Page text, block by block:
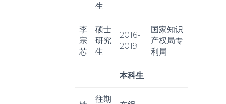
生
李
宗
芯
硕士
研究
生
2016-
2019
国家知识
产权局专
利局
本科生
往期